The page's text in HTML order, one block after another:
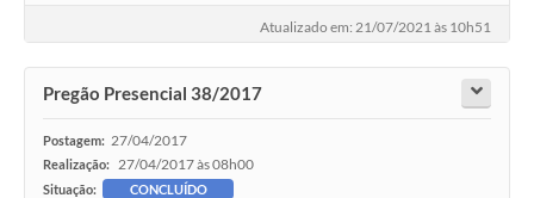
Atualizado em: 21/07/2021 às 10h51
Pregão Presencial 38/2017
Postagem: 27/04/2017
Realização: 27/04/2017 às 08h00
Situação: CONCLUÍDO